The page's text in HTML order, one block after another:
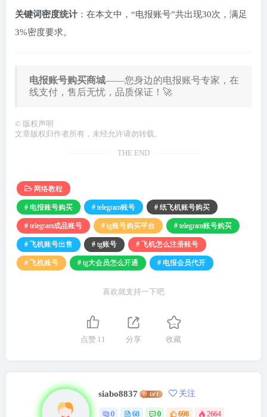
关键词密度统计：在本文中，“电报账号”共出现30次，满足
3%密度要求。
电报账号购买商城——您身边的电报账号专家 ， 在
线支付 ， 售 后无忧 ， 品质保证 ！ 🚀
© 版权声明
文章版权归作者所有，未经允许请勿转载。
THE END
网络教程
# 电报账号购买 # telegram账号 # 纸飞机账号购买
# telegram成品账号 # tg账号购买平台 # telegram账号购买
# 飞机账号出售 # tg账号 # 飞机怎么注册账号
# 飞机账号 # tg大会员怎么开通 # 电报会员代开
喜欢就支持一下吧
点赞 11 分享 收藏
siabo8837 关注
0 68 0 698 2664